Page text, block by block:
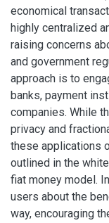
economical
highly centralized
raising concerns
and government
approach is to
banks, payment
companies. While
privacy and
these applications
outlined in the
fiat money model.
users about the
way, encouraging